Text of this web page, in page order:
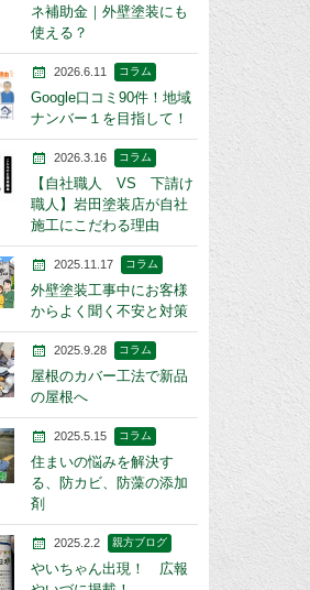
ネ補助金｜外壁塗装にも
使える？
2026.6.11 コラム
Google口コミ90件！地域
ナンバー１を目指して！
2026.3.16 コラム
【自社職人 VS 下請け
職人】岩田塗装店が自社
施工にこだわる理由
2025.11.17 コラム
外壁塗装工事中にお客様
からよく聞く不安と対策
2025.9.28 コラム
屋根のカバー工法で新品
の屋根へ
2025.5.15 コラム
住まいの悩みを解決す
る、防カビ、防藻の添加
剤
2025.2.2 親方ブログ
やいちゃん出現！ 広報